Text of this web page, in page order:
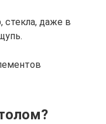
стекла, даже в